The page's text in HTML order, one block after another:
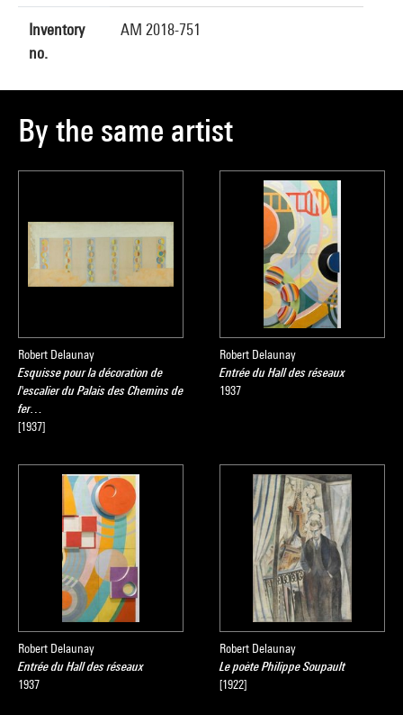
Inventory
no.
AM 2018-751
By the same artist
Robert Delaunay
Esquisse pour la décoration de
l'escalier du Palais des Chemins de
fer…
[1937]
Robert Delaunay
Entrée du Hall des réseaux
1937
Robert Delaunay
Entrée du Hall des réseaux
1937
Robert Delaunay
Le poète Philippe Soupault
[1922]